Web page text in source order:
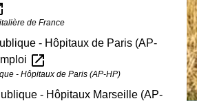
de France
- Hôpitaux de Paris (AP-
open_in_new
- Hôpitaux de Paris (AP-HP)
- Hôpitaux Marseille (AP-